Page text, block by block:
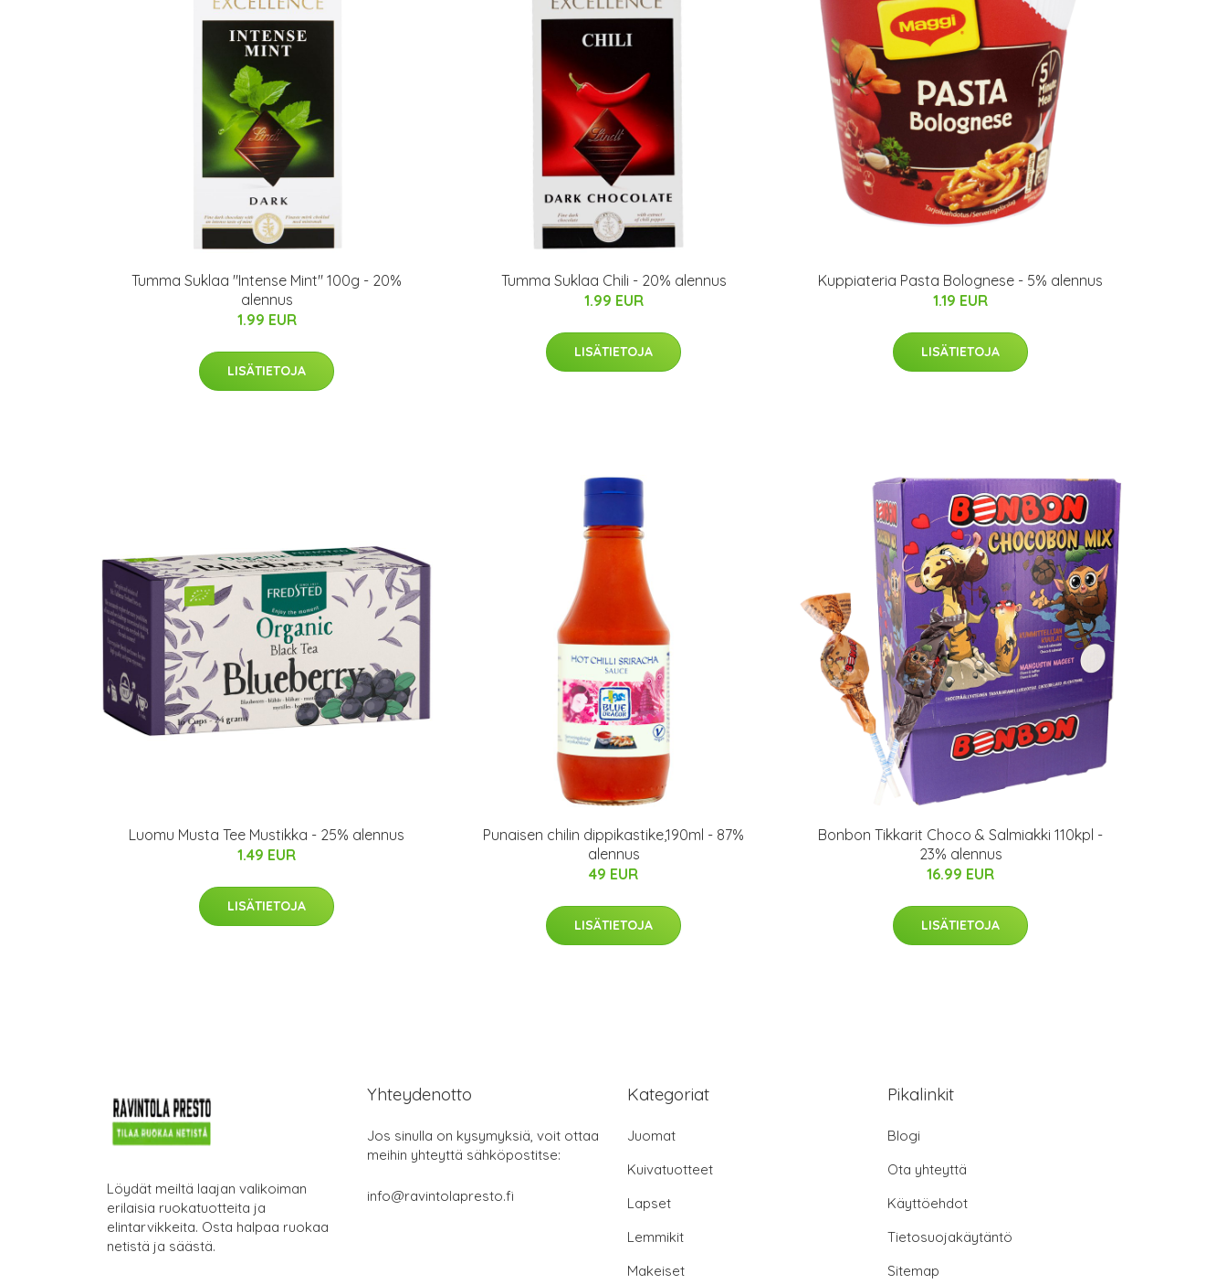
Tumma Suklaa "Intense Mint" 100g - 20%
alennus
1.99 EUR
LISÄTIETOJA
Tumma Suklaa Chili - 20% alennus
1.99 EUR
LISÄTIETOJA
Kuppiateria Pasta Bolognese - 5% alennus
1.19 EUR
LISÄTIETOJA
Luomu Musta Tee Mustikka - 25% alennus
1.49 EUR
LISÄTIETOJA
Punaisen chilin dippikastike,190ml - 87%
alennus
49 EUR
LISÄTIETOJA
Bonbon Tikkarit Choco & Salmiakki 110kpl -
23% alennus
16.99 EUR
LISÄTIETOJA
Löydät meiltä laajan valikoiman
erilaisia ruokatuotteita ja
elintarvikkeita. Osta halpaa ruokaa
netistä ja säästä.
Yhteydenotto
Jos sinulla on kysymyksiä, voit ottaa
meihin yhteyttä sähköpostitse:
info@ravintolapresto.fi
Kategoriat
Juomat
Kuivatuotteet
Lapset
Lemmikit
Makeiset
Pikalinkit
Blogi
Ota yhteyttä
Käyttöehdot
Tietosuojakäytäntö
Sitemap